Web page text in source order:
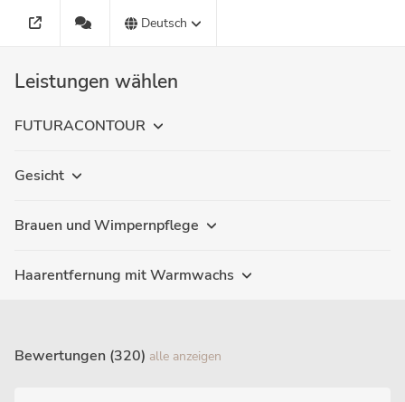
Deutsch
Leistungen wählen
FUTURACONTOUR
Gesicht
Brauen und Wimpernpflege
Haarentfernung mit Warmwachs
Bewertungen (320) alle anzeigen